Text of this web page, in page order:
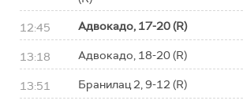
12:45 Адвокадо, 17-20 (R)
13:18 Адвокадо, 18-20 (R)
13:51 Бранилац 2, 9-12 (R)